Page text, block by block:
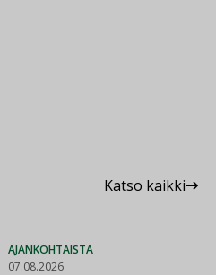
Katso kaikki
AJANKOHTAISTA
07.08.2026